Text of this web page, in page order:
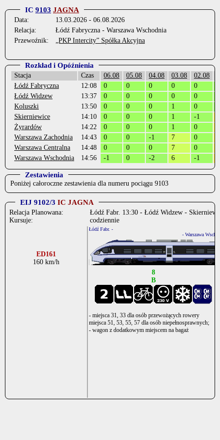
IC 9103 JAGNA
Data:
13.03.2026 - 06.08.2026
Relacja:
Łódź Fabryczna - Warszawa Wschodnia
Przewoźnik:
„PKP Intercity” Spółka Akcyjna
Rozkład i Opóźnienia
Stacja Czas 06.08 05.08 04.08 03.08 02.08
Łódź Fabryczna
12:08 0 0 0 0 0
Łódź Widzew
13:37 0 0 0 0 0
Koluszki
13:50 0 0 0 1 0
Skierniewice
14:10 0 0 0 1 -1
Żyrardów
14:22 0 0 0 1 0
Warszawa Zachodnia
14:43 0 0 -1 7 0
Warszawa Centralna
14:48 0 0 0 7 0
Warszawa Wschodnia
14:56 -1 0 -2 6 -1
Zestawienia
Poniżej całoroczne zestawienia dla numeru pociągu 9103
EIJ 9102/3 IC JAGNA
Relacja Planowana:
Kursuje:
Łódź Fabr. 13:30 - Łódź Widzew -
codziennie
ED161
160 km/h
Łódź Fabr. -
- Warszawa Wsch.
8
B
- miejsca 31, 33 dla osób przewożących rowery
miejsca 51, 53, 55, 57 dla osób niepełnosprawnych;
- wagon z dodatkowym miejscem na bagaż